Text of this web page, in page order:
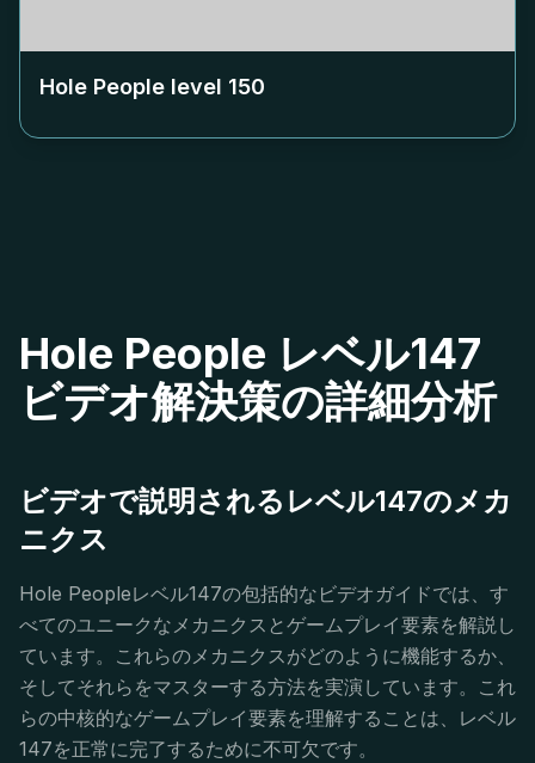
Hole People level 150
Hole People レベル147
ビデオ解決策の詳細分析
ビデオで説明されるレベル147のメカ
ニクス
Hole Peopleレベル147の包括的なビデオガイドでは、す
べてのユニークなメカニクスとゲームプレイ要素を解説し
ています。これらのメカニクスがどのように機能するか、
そしてそれらをマスターする方法を実演しています。これ
らの中核的なゲームプレイ要素を理解することは、レベル
147を正常に完了するために不可欠です。